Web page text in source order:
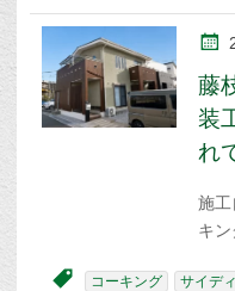
藤
装
れ
施
キ
コーキング サイデ